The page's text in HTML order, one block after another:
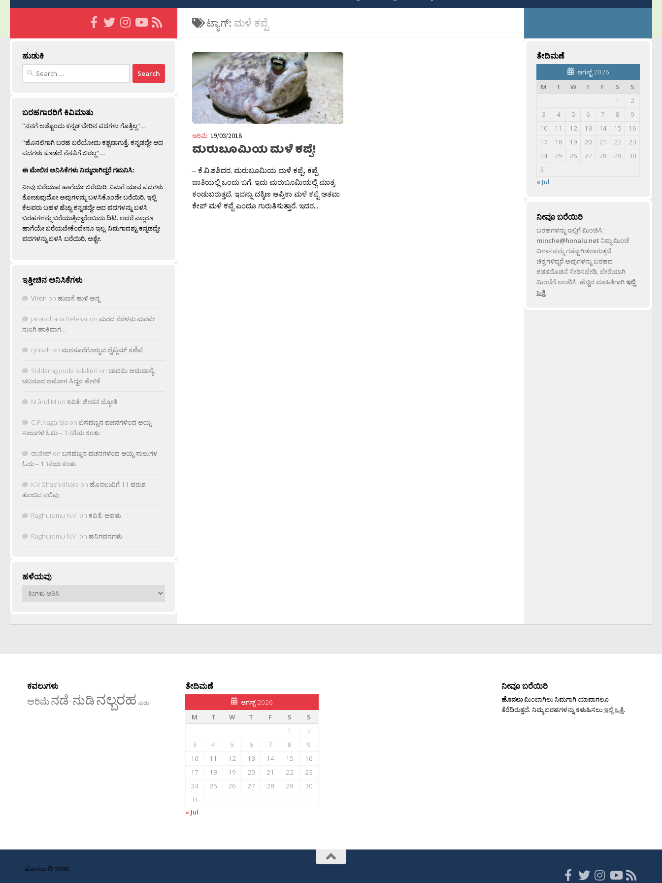
ಟ್ಯಾಗ್: ಮಳೆ ಕಪ್ಪೆ
ಅರಿಮೆ 19/03/2018
ಮರುಬೂಮಿಯ ಮಳೆ ಕಪ್ಪೆ!
– ಕೆ.ವಿ.ಶಶಿದರ. ಮರುಬೂಮಿಯ ಮಳೆ ಕಪ್ಪೆ, ಕಪ್ಪೆ
ಜಾತಿಯಲ್ಲಿ ಒಂದು ಬಗೆ. ಇದು ಮರುಬೂಮಿಯಲ್ಲಿ ಮಾತ್ರ
ಕಂಡುಬರುತ್ತದೆ. ಇದನ್ನು ದಕ್ಶಿಣ ಆಪ್ರಿಕಾ ಮಳೆ ಕಪ್ಪೆ ಅತವಾ
ಕೇಪ್ ಮಳೆ ಕಪ್ಪೆ ಎಂದೂ ಗುರುತಿಸುತ್ತಾರೆ. ಇದರ...
ಹುಡುಕಿ
Search
ಬರಹಗಾರರಿಗೆ ಕಿವಿಮಾತು
“ನನಗೆ ಅಶ್ಟೊಂದು ಕನ್ನಡ ಬೇರಿನ ಪದಗಳು ಗೊತ್ತಿಲ್ಲ”…
“ಹೊನಲಿಗಾಗಿ ಬರಹ ಬರೆಯೋದು ಕಶ್ಟವಾಗುತ್ತೆ. ಕನ್ನಡದ್ದೇ ಆದ
ಪದಗಳು ಕೂಡಲೆ ನೆನಪಿಗೆ ಬರಲ್ಲ”…
ಈ ಮೇಲಿನ ಅನಿಸಿಕೆಗಳು ನಿಮ್ಮದಾಗಿದ್ದರೆ ಗಮನಿಸಿ:
ನೀವು ಬರೆಯುವ ಹಾಗೆಯೇ ಬರೆಯಿರಿ. ನಿಮಗೆ ಯಾವ ಪದಗಳು
ತೋಚುವುದೋ ಅವುಗಳನ್ನು ಬಳಸಿಕೊಂಡೇ ಬರೆಯಿರಿ. ಇಲ್ಲಿ
ಕೆಲವರು ಬಹಳ ಹೆಚ್ಚು ಕನ್ನಡದ್ದೇ ಆದ ಪದಗಳನ್ನು ಬಳಸಿ
ಬರಹಗಳನ್ನು ಬರೆಯುತ್ತಿದ್ದಾರೆಂಬುದು ದಿಟ. ಆದರೆ ಎಲ್ಲರೂ
ಹಾಗೆಯೇ ಬರೆಯಬೇಕೆಂದೇನೂ ಇಲ್ಲ. ನಿಮಗಾದಶ್ಟು ಕನ್ನಡದ್ದೇ
ಪದಗಳನ್ನು ಬಳಸಿ ಬರೆಯಿರಿ, ಅಶ್ಟೇ.
ಇತ್ತೀಚಿನ ಅನಿಸಿಕೆಗಳು
Viren on ಹುಣಸೆ ಹುಳಿ ಅನ್ನ
Janardhana Relekar on ಮರದ ನೆರಳನು ಮರವೇ
ನುಂಗಿ ಹಾಕಿದಾಗ…
rjnivah on ಮನಸೂರೆಗೊಳ್ಳುವ ಲೈಟ್ಲಮ್ ಕಣಿವೆ
Siddanagouda kalakeri on ಬಾದಮಿ ಅಮವಾಸ್ಯೆ:
ಚಬನೂರ ಅಮೋಗ ಸಿದ್ದನ ಹೇಳಿಕೆ
M âñd M on ಕವಿತೆ: ಜೀವನ ಜ್ಯೋತಿ
C.P.Nagaraja on ಬಸವಣ್ಣನ ವಚನಗಳಿಂದ ಆಯ್ದ
ಸಾಲುಗಳ ಓದು – 13ನೆಯ ಕಂತು
ರಾಜೀವ್ on ಬಸವಣ್ಣನ ವಚನಗಳಿಂದ ಆಯ್ದ ಸಾಲುಗಳ
ಓದು – 13ನೆಯ ಕಂತು
K.V Shashidhara on ಹೊನಲುವಿಗೆ 11 ವರುಶ
ತುಂಬಿದ ನಲಿವು
Raghuramu N.V. on ಕವಿತೆ: ಅವಳು
Raghuramu N.V. on ಹನಿಗವನಗಳು
ಹಳೆಯವು
ಹಳೆಯವು
ತೇದಿಮಣೆ
ಆಗಸ್ಟ್ 2026
M
T W T F S
S
1
2
3
4 5 6 7 8
9
10
11 12 13 14 15
16
17
18 19 20 21 22
23
24
25 26 27 28 29
30
31
« Jul
ನೀವೂ ಬರೆಯಿರಿ
ಬರಹಗಳನ್ನು ಇಲ್ಲಿಗೆ ಮಿಂಚಿಸಿ:
minche@honalu.netನಿಮ್ಮ ಮಿಂಚೆ
ವಿಳಾಸವನ್ನು ಗುಟ್ಟಾಗಿಡಲಾಗುತ್ತದೆ.
ಚಿತ್ರಗಳಿದ್ದರೆ ಅವುಗಳನ್ನು ಬರಹದ
ಕಡತದೊಡನೆ ಸೇರಿಸಬೇಡಿ, ಬೇರೆಯಾಗಿ
ಮಿಂಚೆಗೆ ಅಂಟಿಸಿ. ಹೆಚ್ಚಿನ ಮಾಹಿತಿಗಾಗಿಇಲ್ಲಿ
ಒತ್ತಿ.
ಕವಲುಗಳು
ಅರಿಮೆನಡೆ-ನುಡಿನಲ್ಬರಹ ನಾಡು
ತೇದಿಮಣೆ
ಆಗಸ್ಟ್ 2026
M
T W T F S
S
1
2
3
4 5 6 7 8
9
10
11 12 13 14 15
16
17
18 19 20 21 22
23
24
25 26 27 28 29
30
31
« Jul
ನೀವೂ ಬರೆಯಿರಿ
ಹೊನಲುಮಿಂಬಾಗಿಲು ನಿಮಗಾಗಿ ಯಾವಾಗಲೂ
ತೆರೆದಿರುತ್ತದೆ. ನಿಮ್ಮ ಬರಹಗಳನ್ನು ಕಳುಹಿಸಲುಇಲ್ಲಿ ಒತ್ತಿ.
ಹೊನಲು © 2026.